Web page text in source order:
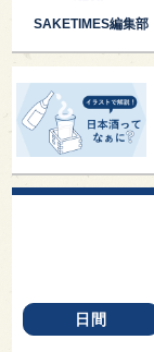
SAKETIMES編集部
日間